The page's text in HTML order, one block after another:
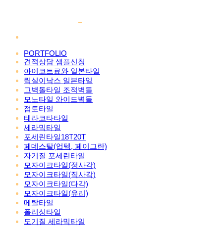
PORTFOLIO
견적상담 샘플신청
아이코트료와 일본타일
릭실이낙스 일본타일
고벽돌타일 조적벽돌
모노타일 와이드벽돌
점토타일
테라코타타일
세라믹타일
포세린타일18T20T
페데스탈(업텍, 페이그란)
자기질 포세린타일
모자이크타일(정사각)
모자이크타일(직사각)
모자이크타일(다각)
모자이크타일(유리)
메탈타일
폴리싱타일
도기질 세라믹타일